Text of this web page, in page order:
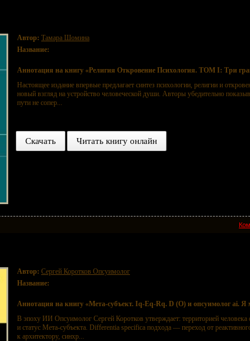
Автор: Тамара Шомина
Название:
Аннотация на книгу «Религия Откровение Психология. ТОМ I: Три
Настоящее издание впервые предлагает синтез психологии, религии и
новый взгляд на устройство человеческой души. Авторы убедительно
пути не сопер...
Скачать Читать книгу онлайн
Автор: Сергей Коротков Опсуимолог
Название:
Аннотация на книгу «Мета-субъект. Iq-Eq-Rq. D (O) и опсуимолог ai. Я
В эпоху ИИ Опсуимолог Сергей Коротков утверждает: территорией человека
и статус Мета-субъекта. Differentia specifica подхода — переход от
к архитектору, синхр...